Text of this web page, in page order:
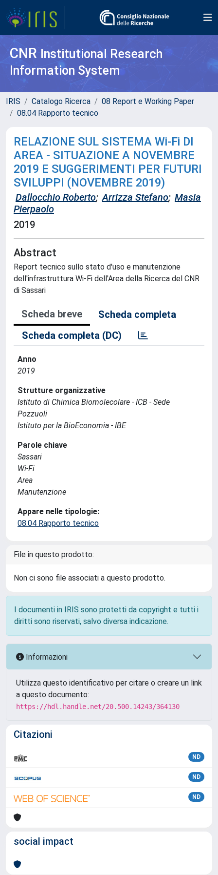
CNR Institutional Research
Information System
IRIS Catalogo Ricerca
08 Report e Working Paper
08.04 Rapporto tecnico
RELAZIONE SUL SISTEMA Wi-Fi DI
AREA - SITUAZIONE A NOVEMBRE
2019 E SUGGERIMENTI PER FUTURI
SVILUPPI (NOVEMBRE 2019)
Dallocchio Roberto; Arrizza Stefano; Masia
Pierpaolo
2019
Abstract
Report tecnico sullo stato d'uso e manutenzione
dell'infrastruttura Wi-Fi dell'Area della Ricerca del CNR
di Sassari
Scheda breve
Scheda completa
Scheda completa (DC)
Anno
2019
Strutture organizzative
Istituto di Chimica Biomolecolare - ICB - Sede
Pozzuoli
Istituto per la BioEconomia - IBE
Parole chiave
Sassari
Wi-Fi
Area
Manutenzione
Appare nelle tipologie:
08.04 Rapporto tecnico
File in questo prodotto:
Non ci sono file associati a questo prodotto.
I documenti in IRIS sono protetti da copyright e tutti i
diritti sono riservati, salvo diversa indicazione.
Informazioni
Utilizza questo identificativo per citare o creare un link
a questo documento:
https://hdl.handle.net/20.500.14243/364130
Citazioni
ND
ND
ND
social impact